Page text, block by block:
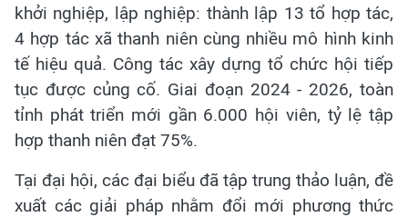
khởi nghiệp, lập nghiệp: thành lập 13 tổ hợp tác,
4 hợp tác xã thanh niên cùng nhiều mô hình kinh
tế hiệu quả. Công tác xây dựng tổ chức hội tiếp
tục được củng cố. Giai đoạn 2024 - 2026, toàn
tỉnh phát triển mới gần 6.000 hội viên, tỷ lệ tập
hợp thanh niên đạt 75%.
Tại đại hội, các đại biểu đã tập trung thảo luận, đề
xuất các giải pháp nhằm đổi mới phương thức